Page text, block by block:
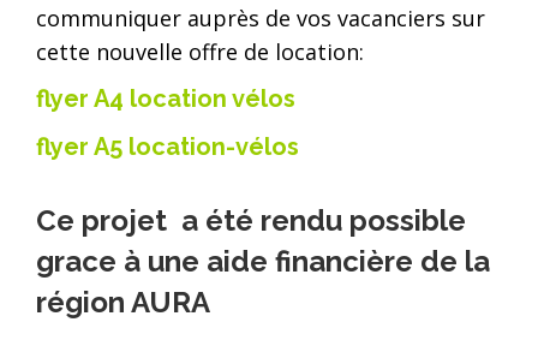
communiquer auprès de vos vacanciers sur
cette nouvelle offre de location:
flyer A4 location vélos
flyer A5 location-vélos
Ce projet a été rendu possible
grace à une aide financière de la
région AURA